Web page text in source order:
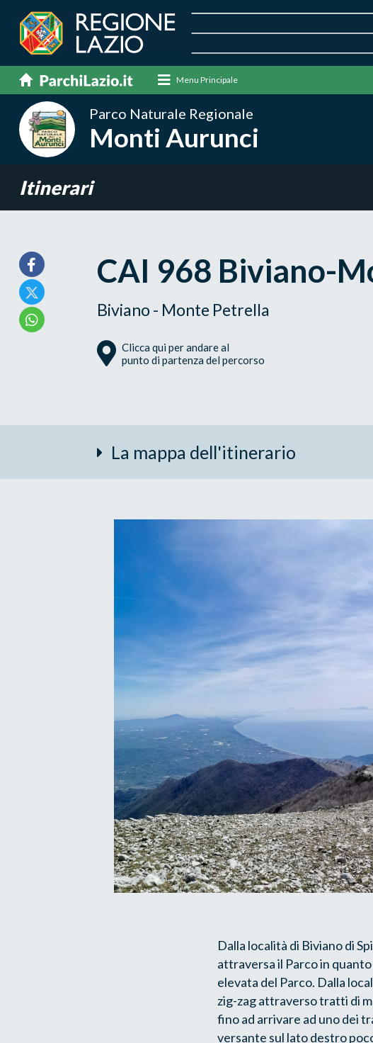
Menu Principale
Parco Naturale Regionale
Monti Aurunci
Itinerari
CAI 968 Biviano-
Biviano - Monte Petrella
Clicca qui per andare al
punto di partenza del percorso
La mappa dell'itinerario
Dalla località di Biviano di
attraversa il Parco in
elevata del Parco. Dalla
zig-zag attraverso tratti di
fino ad arrivare ad uno dei
versante sul lato destro